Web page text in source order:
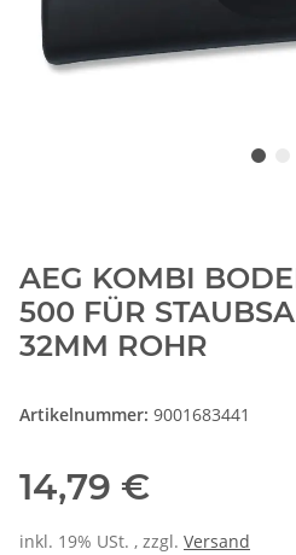
AEG KOMBI
500 FÜR
32MM ROHR
Artikelnummer: 9001683441
14,79 €
inkl. 19% USt. , zzgl. Versand